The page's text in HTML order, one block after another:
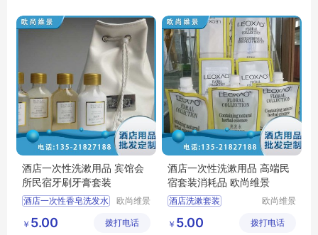
酒店一次性洗漱用品
酒店一次性用品
酒店一次性洗漱用品 宾馆会
所民宿牙刷牙膏套装
酒店一次性香皂洗发水
宾馆洗漱套装
欧尚维景
际酒店用
￥ 5.00 拨打电话
酒店一次性洗漱用品 高端民
宿套装消耗品 欧尚维景
酒店洗漱套装
酒店一次性洗漱用品
欧尚维景
际酒店用
￥ 5.00 拨打电话